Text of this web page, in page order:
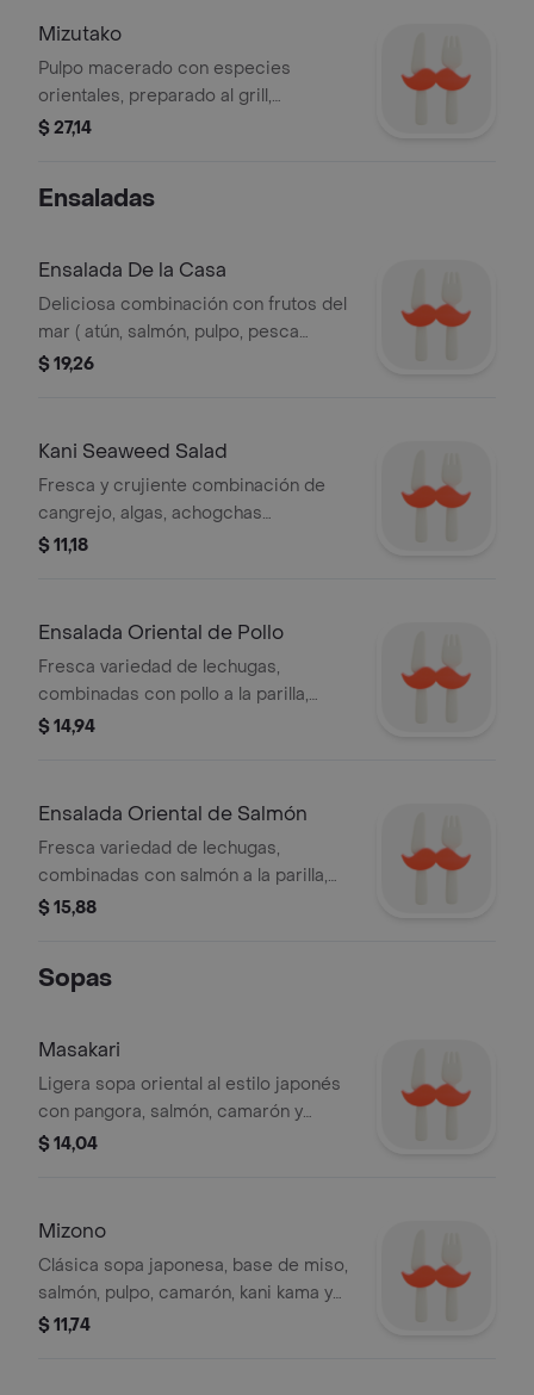
Mizutako
Pulpo macerado con especies
orientales, preparado al grill,
acompañado con vegetales al vapor y
$ 27,14
Ensaladas
Ensalada De la Casa
Deliciosa combinación con frutos del
mar ( atún, salmón, pulpo, pesca
blanca, camarones a la parrilla y kani
salsa de ajonjolí.
$ 19,26
Kani Seaweed Salad
Fresca y crujiente combinación de
cangrejo, algas, achogchas
marinadas, aguacate, lechuga,
$ 11,18
Ensalada Oriental de Pollo
Fresca variedad de lechugas,
combinadas con pollo a la parilla,
aderezadas con una delicada salsa de
$ 14,94
Ensalada Oriental de Salmón
Fresca variedad de lechugas,
combinadas con salmón a la parilla,
aderezadas con una delicada salsa de
$ 15,88
Sopas
Masakari
Ligera sopa oriental al estilo japonés
con pangora, salmón, camarón y
calamar.
$ 14,04
Mizono
Clásica sopa japonesa, base de miso,
salmón, pulpo, camarón, kani kama y
champiñones.
$ 11,74